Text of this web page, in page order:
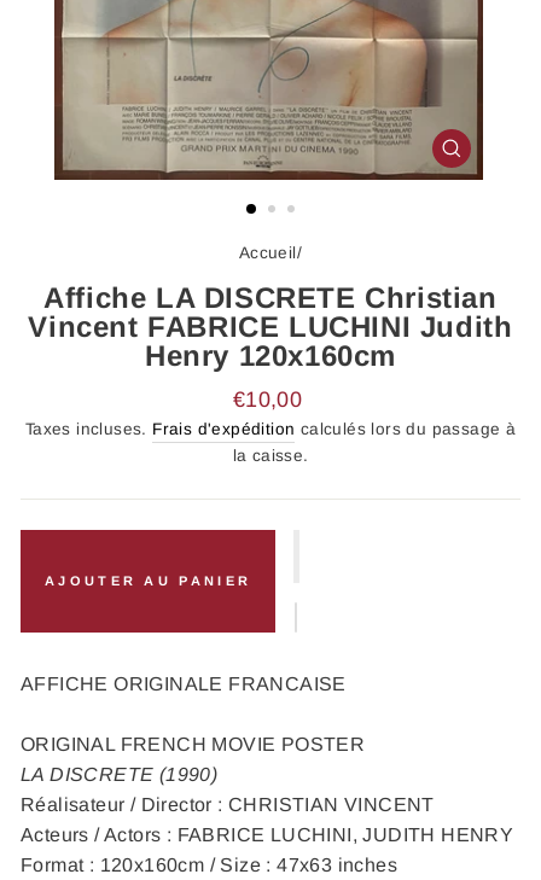
FERMER
(ESC)
Accueil/
Affiche LA DISCRETE Christian
Vincent FABRICE LUCHINI Judith
Henry 120x160cm
Prix
régulier
€10,00
Taxes incluses. Frais d'expédition calculés lors du passage à
la caisse.
AJOUTER AU PANIER
AFFICHE ORIGINALE FRANCAISE
ORIGINAL FRENCH MOVIE POSTER
LA DISCRETE (1990)
Réalisateur / Director : CHRISTIAN VINCENT
Acteurs / Actors : FABRICE LUCHINI, JUDITH HENRY
Format : 120x160cm / Size : 47x63 inches